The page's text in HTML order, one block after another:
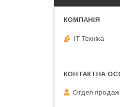
IT Техніка
Отдел продаж